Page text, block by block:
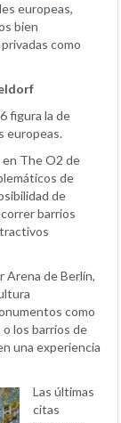
europeas,
bien
como
figura la de
europeas.
en The O2 de
de
de
barrios
Arena de Berlín,
como
los barrios de
una experiencia
Las últimas
citas